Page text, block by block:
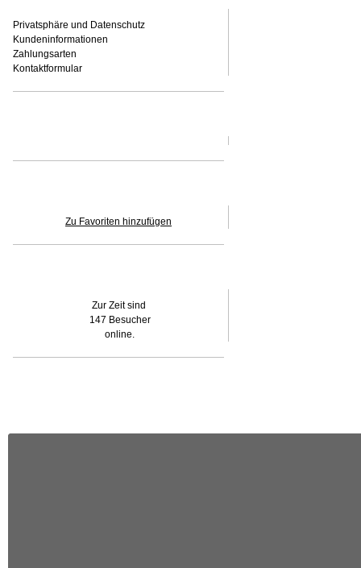
Privatsphäre und Datenschutz
Kundeninformationen
Zahlungsarten
Kontaktformular
Zu Favoriten hinzufügen
Zur Zeit sind
147 Besucher
online.